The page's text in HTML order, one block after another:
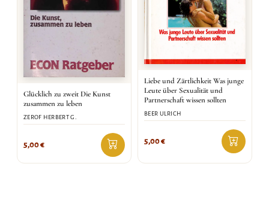
Glücklich zu zweit Die Kunst
zusammen zu leben
ZEROF HERBERT G.
5,00€
Liebe und Zärtlichkeit Was junge
Leute über Sexualität und
Partnerschaft wissen sollten
BEER ULRICH
5,00€